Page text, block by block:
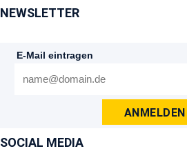
NEWSLETTER
E-Mail eintragen
ANMELDEN
SOCIAL MEDIA